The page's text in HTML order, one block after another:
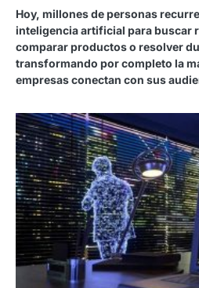
Hoy, millones de personas
inteligencia artificial para buscar
comparar productos o resolver
transformando por completo la
empresas conectan con sus